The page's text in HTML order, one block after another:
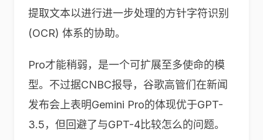
提取文本以进行进一步处理的方针字符识别
(OCR) 体系的协助。
Pro才能稍弱，是一个可扩展至多使命的模
型。不过据CNBC报导，谷歌高管们在新闻
发布会上表明Gemini Pro的体现优于GPT-
3.5，但回避了与GPT-4比较怎么的问题。